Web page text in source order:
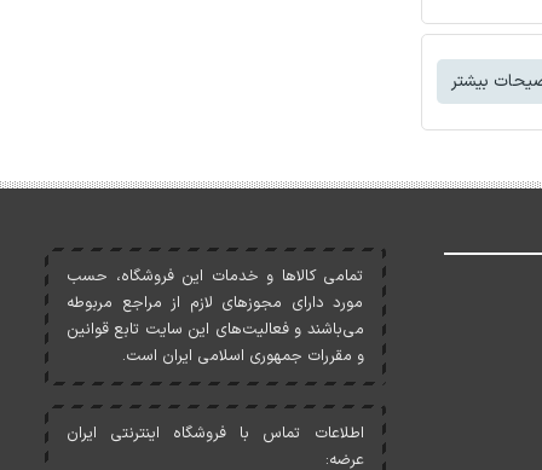
بیشتر
تمامی کالاها و خدمات اين فروشگاه، حسب
مورد دارای مجوزهای لازم از مراجع مربوطه
می‌باشند و فعاليت‌های اين سايت تابع قوانين
و مقررات جمهوری اسلامی ايران است.
اطلاعات تماس با فروشگاه اینترنتی ایران
عرضه: